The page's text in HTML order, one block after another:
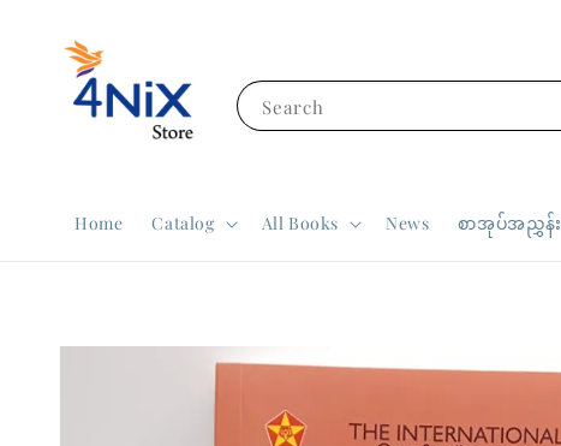
Search
Home Catalog All Books News စာအုပ်အညွှန်း